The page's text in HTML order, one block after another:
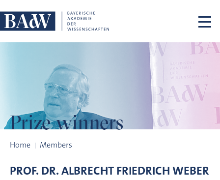
Prize winners
Home Members
PROF. DR.ALBRECHT FRIEDRICHWEBER